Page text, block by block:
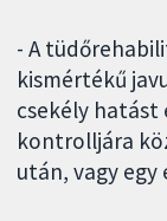
- A
kismértékű
csekély hatást
kontrolljára
után, vagy egy